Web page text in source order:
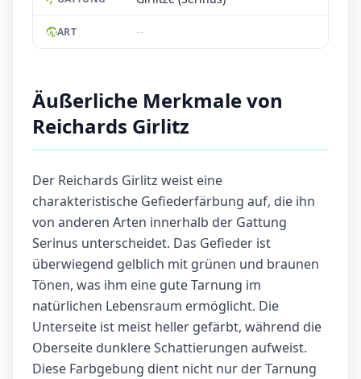
ART --
Äußerliche Merkmale von
Reichards Girlitz
Der Reichards Girlitz weist eine
charakteristische Gefiederfärbung auf, die ihn
von anderen Arten innerhalb der Gattung
Serinus unterscheidet. Das Gefieder ist
überwiegend gelblich mit grünen und braunen
Tönen, was ihm eine gute Tarnung im
natürlichen Lebensraum ermöglicht. Die
Unterseite ist meist heller gefärbt, während die
Oberseite dunklere Schattierungen aufweist.
Diese Farbgebung dient nicht nur der Tarnung